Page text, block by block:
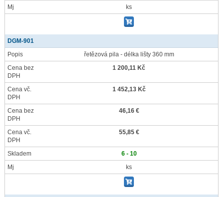
Mj
ks
DGM-901
Popis
řetězová pila - délka lišty 360 mm
Cena bez
DPH
1 200,11 Kč
Cena vč.
DPH
1 452,13 Kč
Cena bez
DPH
46,16 €
Cena vč.
DPH
55,85 €
Skladem
6 - 10
Mj
ks